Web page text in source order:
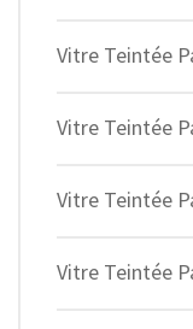
Vitre Teintée
Vitre Teintée
Vitre Teintée
Vitre Teintée